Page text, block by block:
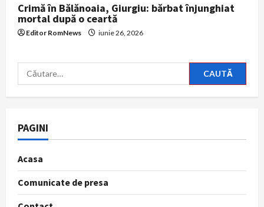
Crimă în Bălănoaia, Giurgiu: bărbat înjunghiat
mortal după o ceartă
Editor RomNews iunie 26, 2026
Caută
după:
PAGINI
Acasa
Comunicate de presa